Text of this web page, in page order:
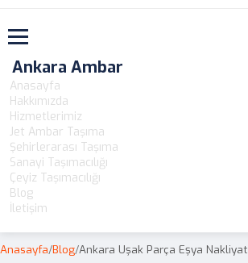
Toggle navigation
Ankara Ambar
Anasayfa
Hakkımızda
Hizmetlerimiz
Jet Ambar Taşıma
Şehirlerarası Taşıma
Sanayi Taşımacılığı
Çeyiz Taşımacılığı
Blog
İletişim
Anasayfa/Blog/Ankara Uşak Parça Eşya Nakliyat